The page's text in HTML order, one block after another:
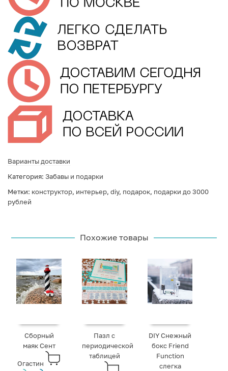
Варианты доставки
Категория: Забавы и подарки
Метки: конструктор, интерьер, diy, подарок, подарки до 3000
рублей
Похожие товары
Сборный
маяк Сент
Огастин
Пазл с
периодической
таблицей
DIY Снежный
бокс Friend
Function
слегка